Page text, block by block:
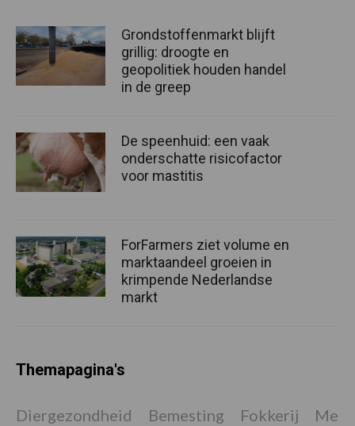
Grondstoffenmarkt blijft
grillig: droogte en
geopolitiek houden handel
in de greep
De speenhuid: een vaak
onderschatte risicofactor
voor mastitis
ForFarmers ziet volume en
marktaandeel groeien in
krimpende Nederlandse
markt
Themapagina's
Diergezondheid Bemesting Fokkerij